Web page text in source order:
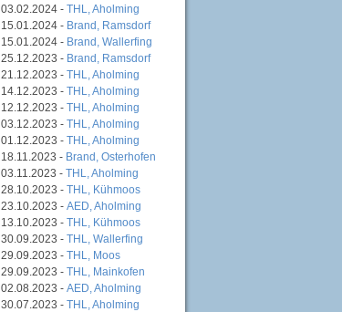
03.02.2024 - THL, Aholming
15.01.2024 - Brand, Ramsdorf
15.01.2024 - Brand, Wallerfing
25.12.2023 - Brand, Ramsdorf
21.12.2023 - THL, Aholming
14.12.2023 - THL, Aholming
12.12.2023 - THL, Aholming
03.12.2023 - THL, Aholming
01.12.2023 - THL, Aholming
18.11.2023 - Brand, Osterhofen
03.11.2023 - THL, Aholming
28.10.2023 - THL, Kühmoos
23.10.2023 - AED, Aholming
13.10.2023 - THL, Kühmoos
30.09.2023 - THL, Wallerfing
29.09.2023 - THL, Moos
29.09.2023 - THL, Mainkofen
02.08.2023 - AED, Aholming
30.07.2023 - THL, Aholming